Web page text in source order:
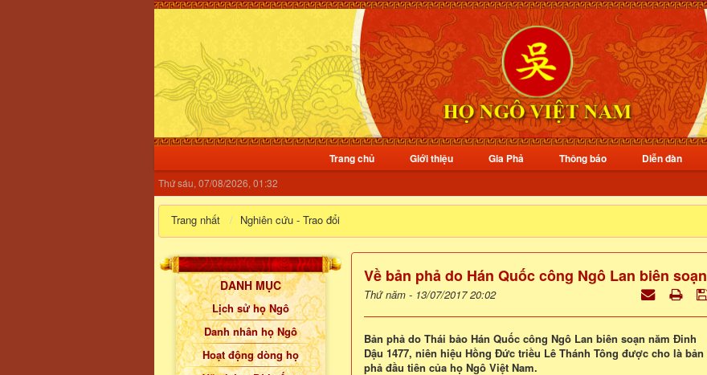
Trang chủ Giới thiệu Gia Phả Thông báo Diễn đàn
Thứ sáu, 07/08/2026, 01:32
Trang nhất Nghiên cứu - Trao đổi
Về bản phả do Hán Quốc công Ngô Lan biên soạn
Thứ năm - 13/07/2017 20:02
Bản phả do Thái bảo Hán Quốc công Ngô Lan biên soạn năm Đinh
Dậu 1477, niên hiệu Hồng Đức triều Lê Thánh Tông được cho là bản
phả đầu tiên của họ Ngô Việt Nam.
DANH MỤC
Lịch sử họ Ngô
Danh nhân họ Ngô
Hoạt động dòng họ